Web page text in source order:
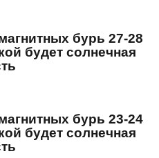
бурь 27-28
будет солнечная
бурь 23-24
будет солнечная